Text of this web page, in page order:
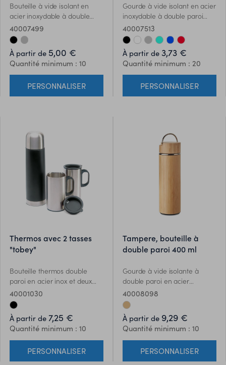
Bouteille à vide isolant en
acier inoxydable à double
paroi. Comprenant un
thermomètre à LED tactile sur
le couvercle et un infuseur à
thé à l'intérieur. 1 pile CR2032.
Étanche. Capacité 450 ml.
Anti fuite.
40007499
À partir de 5,00 €
Quantité minimum : 10
PERSONNALISER
Gourde à vide isolant en acier
inoxydable à double paroi
avec infuseur de thé
supplémentaire. Contenance
425 ml. Anti fuite.
40007513
À partir de 3,73 €
Quantité minimum : 20
PERSONNALISER
thermos avec 2 tasses
"tobey"
Bouteille thermos double
paroi en acier inox et deux
tasses.
40001030
À partir de 7,25 €
Quantité minimum : 10
PERSONNALISER
tampere, bouteille à
double paroi 400 ml
Gourde à vide isolante à
double paroi en acier
inoxydable/bambou avec
infuseur de thé
supplémentaire à l'intérieur.
Contenance : 400 ml. Sans
fuite. Le bambou est un
produit naturel, et présente
de légères variations de
couleur, de décoration et de
40008098
À partir de 9,29 €
Quantité minimum : 10
PERSONNALISER